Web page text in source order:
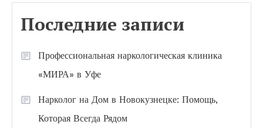
Последние записи
Профессиональная наркологическая клиника
«МИРА» в Уфе
Нарколог на Дом в Новокузнецке: Помощь,
Которая Всегда Рядом